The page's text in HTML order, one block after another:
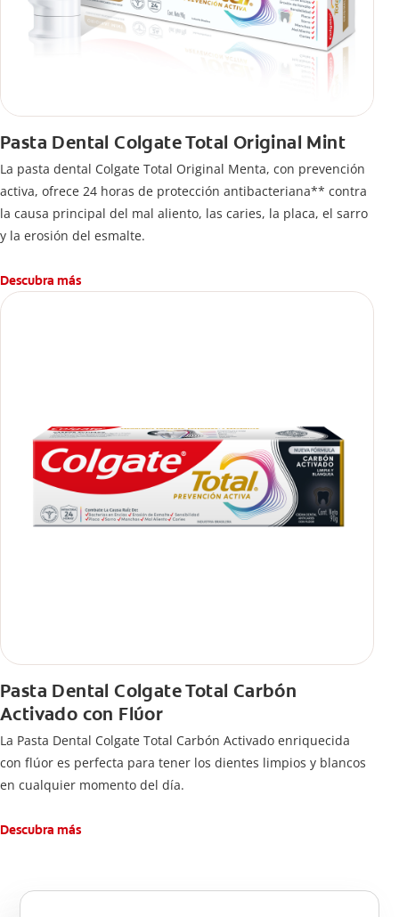
Pasta Dental Colgate Total Original Mint
La pasta dental Colgate Total Original Menta, con prevención
activa, ofrece 24 horas de protección antibacteriana** contra
la causa principal del mal aliento, las caries, la placa, el sarro
y la erosión del esmalte.
Descubra más
Pasta Dental Colgate Total Carbón
Activado con Flúor
La Pasta Dental Colgate Total Carbón Activado enriquecida
con flúor es perfecta para tener los dientes limpios y blancos
en cualquier momento del día.
Descubra más